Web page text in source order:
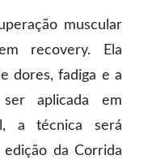
muscular
recovery. Ela
dores, fadiga e a
aplicada em
a técnica será
da Corrida